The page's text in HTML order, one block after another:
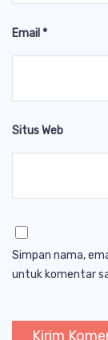
Email *
Situs Web
Simpan nama,
untuk komentar